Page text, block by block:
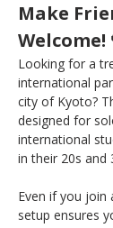
Make
Welcome!
Looking for a
international
city of Kyoto?
designed for
international
in their 20s and
Even if you join
setup ensures